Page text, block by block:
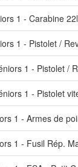
1 - Carabine
1 - Pistolet /
1 - Pistolet /
1 - Pistolet
1 - Armes de
1 - Fusil Rép.